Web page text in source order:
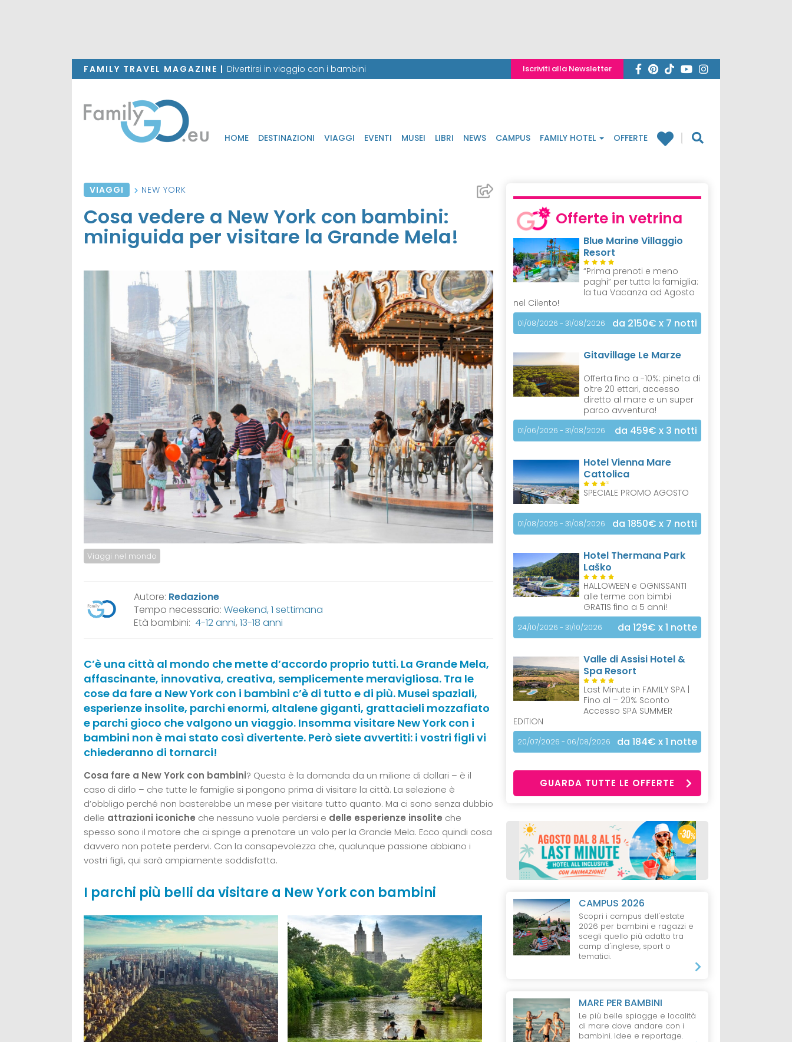
FAMILY TRAVEL MAGAZINE | Divertirsi in viaggio con i bambini Iscriviti alla Newsletter
HOME DESTINAZIONI VIAGGI EVENTI MUSEI LIBRI NEWS CAMPUS FAMILY HOTEL OFFERTE
VIAGGI NEW YORK
Cosa vedere a New York con bambini:
miniguida per visitare la Grande Mela!
Viaggi nel mondo
Autore: Redazione
Tempo necessario: Weekend, 1 settimana
Età bambini: 4-12 anni, 13-18 anni
C’è una città al mondo che mette d’accordo proprio tutti. La Grande Mela,
affascinante, innovativa, creativa, semplicemente meravigliosa. Tra le
cose da fare a New York con i bambini c’è di tutto e di più. Musei spaziali,
esperienze insolite, parchi enormi, altalene giganti, grattacieli mozzafiato
e parchi gioco che valgono un viaggio. Insomma visitare New York con i
bambini non è mai stato così divertente. Però siete avvertiti: i vostri figli vi
chiederanno di tornarci!
Cosa fare a New York con bambini? Questa è la domanda da un milione di dollari – è il
caso di dirlo – che tutte le famiglie si pongono prima di visitare la città. La selezione è
d’obbligo perché non basterebbe un mese per visitare tutto quanto. Ma ci sono senza dubbio
delle attrazioni iconiche che nessuno vuole perdersi e delle esperienze insolite che
spesso sono il motore che ci spinge a prenotare un volo per la Grande Mela. Ecco quindi cosa
davvero non potete perdervi. Con la consapevolezza che, qualunque passione abbiano i
vostri figli, qui sarà ampiamente soddisfatta.
I parchi più belli da visitare a New York con bambini
Offerte in vetrina
Blue Marine Villaggio
Resort
“Prima prenoti e meno
paghi” per tutta la famiglia:
la tua Vacanza ad Agosto
nel Cilento!
01/08/2026 - 31/08/2026 da 2150€ x 7 notti
Gitavillage Le Marze
Offerta fino a -10%: pineta di
oltre 20 ettari, accesso
diretto al mare e un super
parco avventura!
01/06/2026 - 31/08/2026 da 459€ x 3 notti
Hotel Vienna Mare
Cattolica
S
SPECIALE PROMO AGOSTO
01/08/2026 - 31/08/2026 da 1850€ x 7 notti
Hotel Thermana Park
Laško
HALLOWEEN e OGNISSANTI
alle terme con bimbi
GRATIS fino a 5 anni!
24/10/2026 - 31/10/2026 da 129€ x 1 notte
Valle di Assisi Hotel &
Spa Resort
Last Minute in FAMILY SPA |
Fino al – 20% Sconto
Accesso SPA SUMMER
EDITION
20/07/2026 - 06/08/2026 da 184€ x 1 notte
GUARDA TUTTE LE OFFERTE
CAMPUS 2026
Scopri i campus dell'estate
2026 per bambini e ragazzi e
scegli quello più adatto tra
camp d'inglese, sport o
tematici.
MARE PER BAMBINI
Le più belle spiagge e località
di mare dove andare con i
bambini. Idee e reportage.